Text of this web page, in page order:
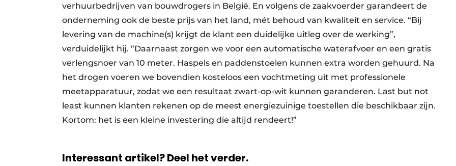
verhuurbedrijven van bouwdrogers in België. En volgens de zaakvoerder garandeert de
onderneming ook de beste prijs van het land, mét behoud van kwaliteit en service. “Bij
levering van de machine(s) krijgt de klant een duidelijke uitleg over de werking”,
verduidelijkt hij. “Daarnaast zorgen we voor een automatische waterafvoer en een gratis
verlengsnoer van 10 meter. Haspels en paddenstoelen kunnen extra worden gehuurd. Na
het drogen voeren we bovendien kosteloos een vochtmeting uit met professionele
meetapparatuur, zodat we een resultaat zwart-op-wit kunnen garanderen. Last but not
least kunnen klanten rekenen op de meest energiezuinige toestellen die beschikbaar zijn.
Kortom: het is een kleine investering die altijd rendeert!”
Interessant artikel? Deel het verder.